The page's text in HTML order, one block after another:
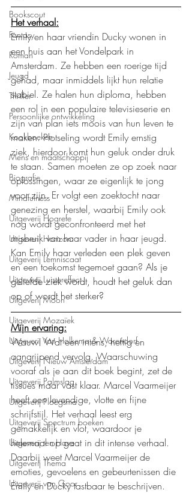
Bookscout
Fantasy
Roman
Jeugd
Thriller
Persoonlijke ontwikkeling
Kookboeken
Mens en maatschappij
Biografie
Mindfulness
Uitgeverij Hogrefe
Uitgeverij Horizon
Uitgeverij Lemniscaat
Uitgeverij Luistereffect
Uitgeverij Moon
Uitgeverij Mozaïek
Uitgeverij Van Holkema & Warendorf
Uitgeverij Nieuw Amsterdam
Uitgeverij Palmslag
Uitgeverij Ploegsma
Uitgeverij Spectrum boeken
Uitgeverij ten Have
Uitgeverij Thema
Uitgeverij van Goor
Het verhaal:
Emily en haar vriendin Ducky wonen in
een huis aan het Vondelpark in
Amsterdam. Ze hebben een roerige tijd
gehad, maar inmiddels lijkt hun relatie
stabiel. Ze halen hun diploma, hebben
een rol in een populaire televisieserie en
zijn van plan iets moois van hun leven te
maken. Plotseling wordt Emily ernstig
ziek, hierdoor komt hun geluk onder druk
te staan. Samen moeten ze op zoek naar
oplossingen, waar ze eigenlijk te jong
voor zijn. Er volgt een zoektocht naar
genezing en herstel, waarbij Emily ook
nog wordt geconfronteerd met het
misbruik van haar vader in haar jeugd.
Kan Emily haar verleden een plek geven
en een toekomst tegemoet gaan? Als je
geliefde ziek wordt, houdt het geluk dan
op of wordt het sterker?
Mijn ervaring:
Wauw! Wat een intens, heftig en
aangrijpend vervolg. Waarschuwing
vooraf als je aan dit boek begint, zet de
tissues maar vast klaar. Marcel Vaarmeijer
heeft een levendige, vlotte en fijne
schrijfstijl. Het verhaal leest erg
gemakkelijk en vlot, waardoor je
helemaal op gaat in dit intense verhaal.
Daarbij weet Marcel Vaarmeijer de
emoties, gevoelens en gebeurtenissen die
Emily en Ducky tastbaar te beschrijven.